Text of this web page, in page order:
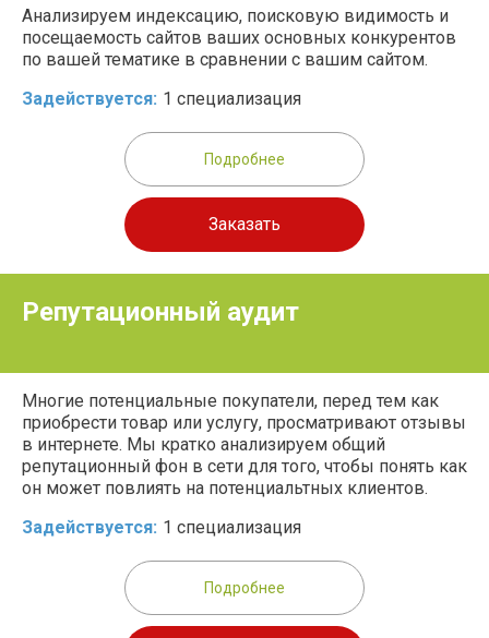
Анализируем индексацию, поисковую видимость и
посещаемость сайтов ваших основных конкурентов
по вашей тематике в сравнении с вашим сайтом.
Задействуется: 1 специализация
Подробнее
Заказать
Репутационный аудит
Многие потенциальные покупатели, перед тем как
приобрести товар или услугу, просматривают отзывы
в интернете. Мы кратко анализируем общий
репутационный фон в сети для того, чтобы понять как
он может повлиять на потенциальтных клиентов.
Задействуется: 1 специализация
Подробнее